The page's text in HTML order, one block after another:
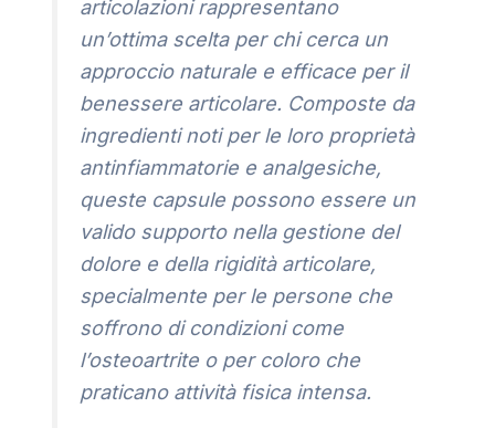
articolazioni rappresentano
un’ottima scelta per chi cerca un
approccio naturale e efficace per il
benessere articolare. Composte da
ingredienti noti per le loro proprietà
antinfiammatorie e analgesiche,
queste capsule possono essere un
valido supporto nella gestione del
dolore e della rigidità articolare,
specialmente per le persone che
soffrono di condizioni come
l’osteoartrite o per coloro che
praticano attività fisica intensa.